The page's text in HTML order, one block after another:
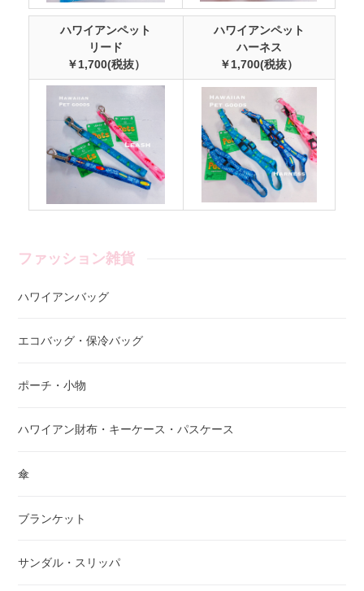
ハワイアンペット
リード
￥1,700(税抜）
ハワイアンペット
ハーネス
￥1,700(税抜）
ファッション雑貨
ハワイアンバッグ
エコバッグ・保冷バッグ
ポーチ・小物
ハワイアン財布・キーケース・パスケース
傘
ブランケット
サンダル・スリッパ